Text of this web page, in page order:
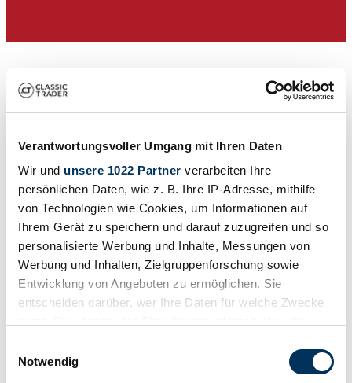
Verantwortungsvoller Umgang mit Ihren Daten
Wir und unsere 1022 Partner verarbeiten Ihre
persönlichen Daten, wie z. B. Ihre IP-Adresse, mithilfe
von Technologien wie Cookies, um Informationen auf
Ihrem Gerät zu speichern und darauf zuzugreifen und so
personalisierte Werbung und Inhalte, Messungen von
Werbung und Inhalten, Zielgruppenforschung sowie
Entwicklung von Angeboten zu ermöglichen. Sie
entscheiden darüber, wer Ihre Daten für welche Zwecke
Trigger Symbol ändern oder widerrufen
Notwendig
Private seller
Saloon (2-doors)
Mileage (read)
Not provided
Power (kW/hp)
22 / 30